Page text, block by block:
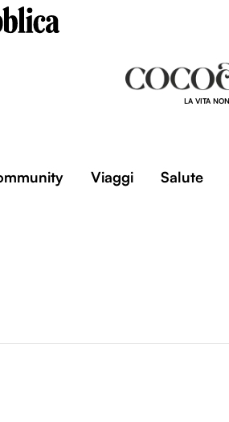
LA VITA
Viaggi Salute